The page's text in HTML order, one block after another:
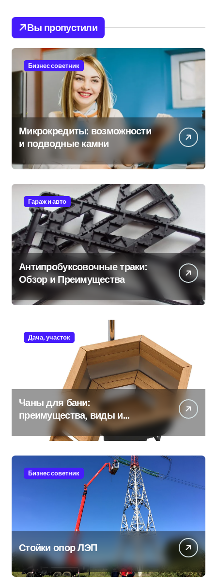
Вы пропустили
Бизнес советник
Микрокредиты: возможности
и подводные камни
Гараж и авто
Антипробуксовочные траки:
Обзор и Преимущества
Дача, участок
Чаны для бани:
преимущества, виды и
особенности использования
Бизнес советник
Стойки опор ЛЭП